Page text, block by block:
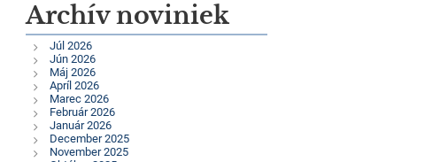
Archív noviniek
Júl 2026
Jún 2026
Máj 2026
Apríl 2026
Marec 2026
Február 2026
Január 2026
December 2025
November 2025